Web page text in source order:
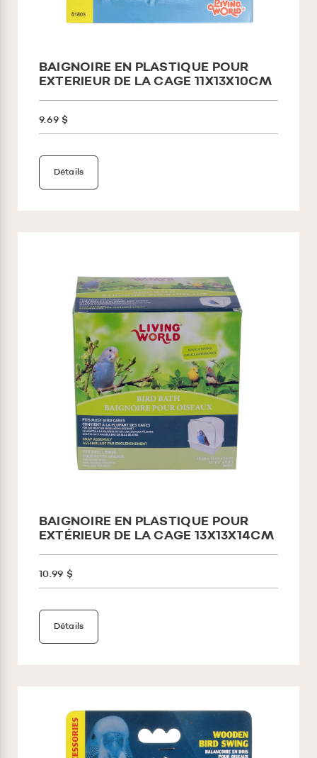
BAIGNOIRE EN PLASTIQUE POUR
EXTERIEUR DE LA CAGE 11X13X10CM
9.69 $
Détails
BAIGNOIRE EN PLASTIQUE POUR
EXTÉRIEUR DE LA CAGE 13X13X14CM
10.99 $
Détails